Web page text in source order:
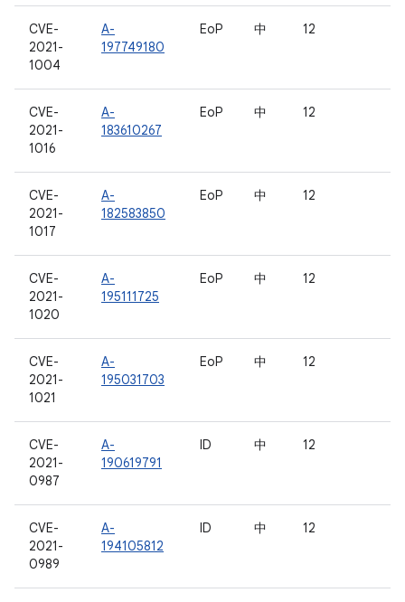
CVE-
2021-
1004
A-
197749180
EoP 中 12
CVE-
2021-
1016
A-
183610267
EoP 中 12
CVE-
2021-
1017
A-
182583850
EoP 中 12
CVE-
2021-
1020
A-
195111725
EoP 中 12
CVE-
2021-
1021
A-
195031703
EoP 中 12
CVE-
2021-
0987
A-
190619791
ID 中 12
CVE-
2021-
0989
A-
194105812
ID 中 12